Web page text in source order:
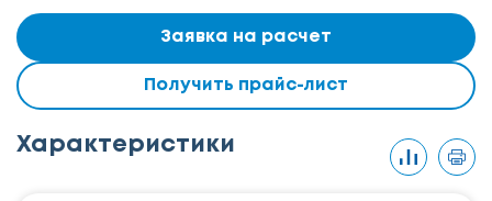
Заявка на расчет
Получить прайс-лист
Характеристики